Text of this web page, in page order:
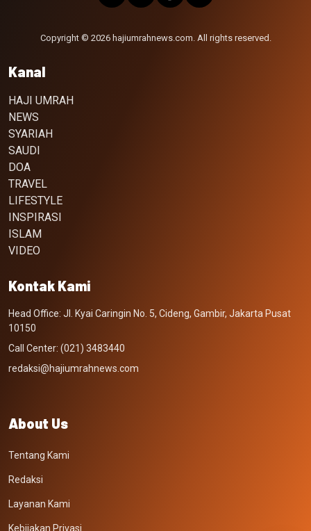
Copyright © 2026 hajiumrahnews.com. All rights reserved.
Kanal
HAJI UMRAH
NEWS
SYARIAH
SAUDI
DOA
TRAVEL
LIFESTYLE
INSPIRASI
ISLAM
VIDEO
Kontak Kami
Head Office: Jl. Kyai Caringin No. 5, Cideng, Gambir, Jakarta Pusat
10150
Call Center: (021) 3483440
redaksi@hajiumrahnews.com
About Us
Tentang Kami
Redaksi
Layanan Kami
Kebijakan Privasi